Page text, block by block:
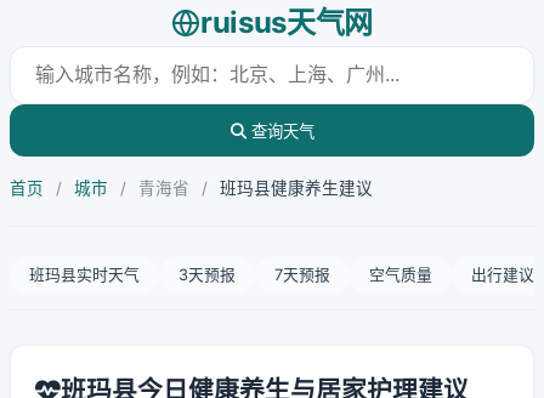
ruisus天气网
查询天气
首页 / 城市 / 青海省 / 班玛县健康养生建议
班玛县实时天气 3天预报 7天预报 空气质量 出行建议
班玛县今日健康养生与居家护理建议